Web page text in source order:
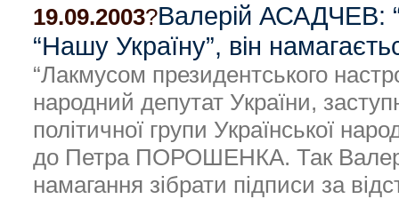
19.09.2003?Валерій АСАДЧЕВ:
“Нашу Україну”, він
“Лакмусом президентського
народний депутат України,
політичної групи Української
до Петра ПОРОШЕНКА. Так
намагання зібрати підписи за